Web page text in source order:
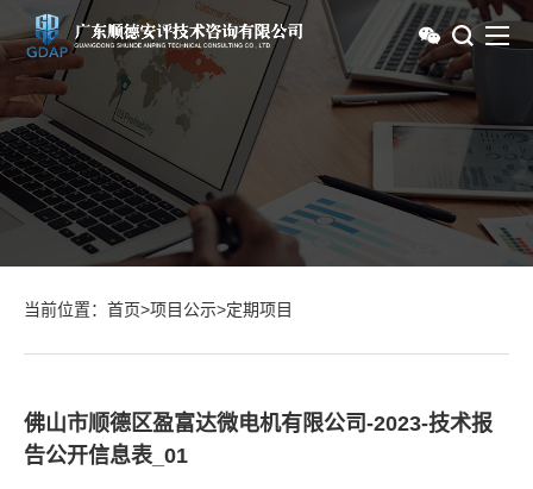
当前位置： 首页>项目公示>定期项目
佛山市顺德区盈富达微电机有限公司-2023-技术报
告公开信息表_01